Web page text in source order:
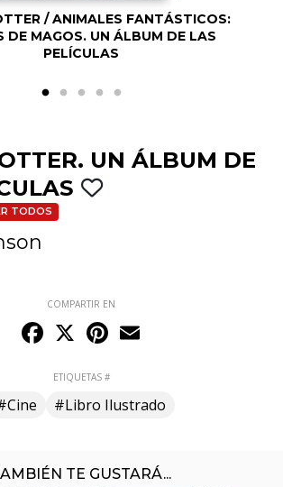
/ ANIMALES FANTÁSTICOS:
DE MAGOS. UN ÁLBUM DE LAS
PELÍCULAS
COMPARTIR EN
Facebook
X Pinterest
ETIQUETAS #
#Libro Ilustrado
UN ÁLBUM DE
TODOS
TE GUSTARÁ...